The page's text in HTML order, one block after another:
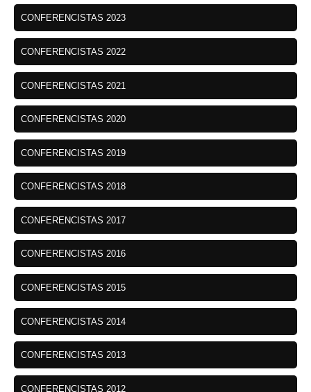
CONFERENCISTAS 2023
CONFERENCISTAS 2022
CONFERENCISTAS 2021
CONFERENCISTAS 2020
CONFERENCISTAS 2019
CONFERENCISTAS 2018
CONFERENCISTAS 2017
CONFERENCISTAS 2016
CONFERENCISTAS 2015
CONFERENCISTAS 2014
CONFERENCISTAS 2013
CONFERENCISTAS 2012